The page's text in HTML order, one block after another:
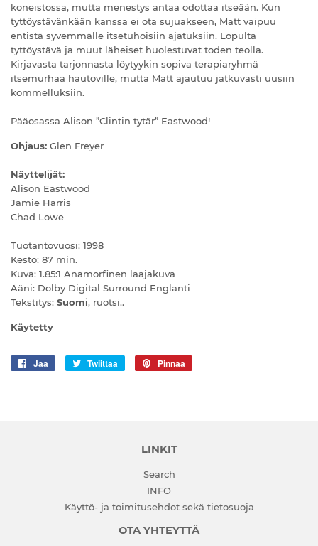
koneistossa, mutta menestys antaa odottaa itseään. Kun
tyttöystävänkään kanssa ei ota sujuakseen, Matt vaipuu
entistä syvemmälle itsetuhoisiin ajatuksiin. Lopulta
tyttöystävä ja muut läheiset huolestuvat toden teolla.
Kirjavasta tarjonnasta löytyykin sopiva terapiaryhmä
itsemurhaa hautoville, mutta Matt ajautuu jatkuvasti uusiin
kommelluksiin.
Pääosassa Alison ”Clintin tytär” Eastwood!
Ohjaus: Glen Freyer
Näyttelijät:
Alison Eastwood
Jamie Harris
Chad Lowe
Tuotantovuosi: 1998
Kesto: 87 min.
Kuva: 1.85:1 Anamorfinen laajakuva
Ääni: Dolby Digital Surround Englanti
Tekstitys: Suomi, ruotsi..
Käytetty
Jaa Twiittaa
Twiittaa
Pinnaa
LINKIT
Search
INFO
Käyttö- ja toimitusehdot sekä tietosuoja
OTA YHTEYTTÄ